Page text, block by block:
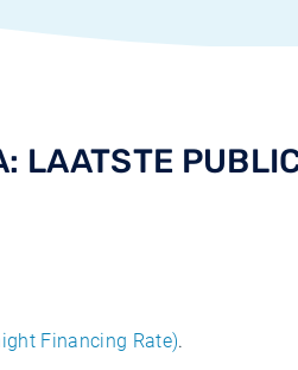
LAATSTE
Financing Rate).